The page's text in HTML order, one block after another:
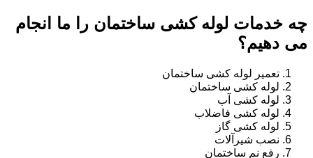
چه خدمات لوله کشی ساختمان را ما انجام
می دهیم؟
تعمیر لوله کشی ساختمان
لوله کشی ساختمان
لوله کشی آب
لوله کشی فاضلاب
لوله کشی گاز
نصب شیرآلات
رفع نم ساختمان